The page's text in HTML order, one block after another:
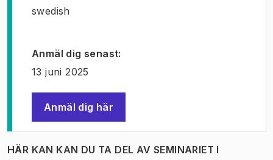
swedish
Anmäl dig senast:
13 juni 2025
Anmäl dig här
(Öppnas i ny flik
HÄR KAN KAN DU TA DEL AV SEMINARIET I